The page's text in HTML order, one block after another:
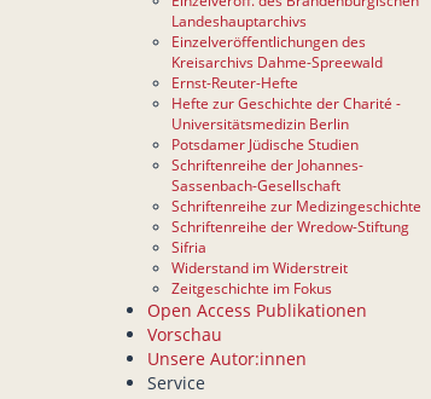
Landeshauptarchivs
Einzelveröffentlichungen des
Kreisarchivs Dahme-Spreewald
Ernst-Reuter-Hefte
Hefte zur Geschichte der Charité -
Universitätsmedizin Berlin
Potsdamer Jüdische Studien
Schriftenreihe der Johannes-
Sassenbach-Gesellschaft
Schriftenreihe zur Medizingeschichte
Schriftenreihe der Wredow-Stiftung
Sifria
Widerstand im Widerstreit
Zeitgeschichte im Fokus
Open Access Publikationen
Vorschau
Unsere Autor:innen
Service